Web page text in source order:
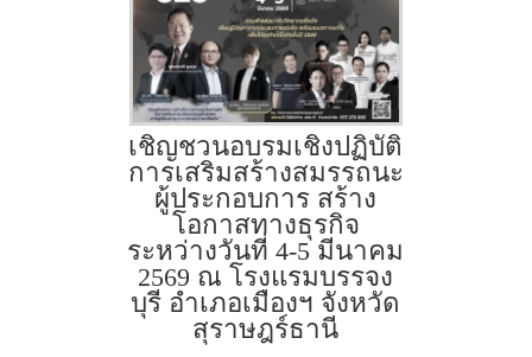
เชิญชวนอบรมเชิงปฏิบัติ
การเสริมสร้างสมรรถนะ
ผู้ประกอบการ สร้าง
โอกาสทางธุรกิจ
ระหว่างวันที่ 4-5 มีนาคม
2569 ณ โรงแรมบรรจง
บุรี อำเภอเมืองฯ จังหวัด
สุราษฎร์ธานี